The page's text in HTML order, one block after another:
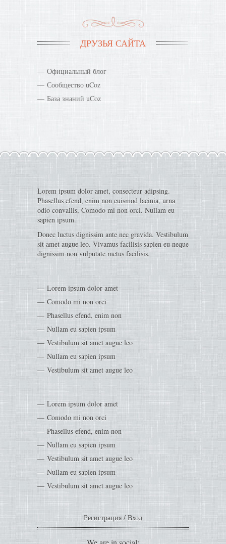
ДРУЗЬЯ САЙТА
Официальный блог
Сообщество uCoz
База знаний uCoz
Lorem ipsum dolor amet, consecteur adipsing.
Phasellus efend, enim non euismod lacinia, urna
odio convallis, Comodo mi non orci. Nullam eu
sapien ipsum.
Donec luctus dignissim ante nec gravida. Vestibulum
sit amet augue leo. Vivamus facilisis sapien eu neque
dignissim non vulputate metus facilisis.
Lorem ipsum dolor amet
Comodo mi non orci
Phasellus efend, enim non
Nullam eu sapien ipsum
Vestibulum sit amet augue leo
Nullam eu sapien ipsum
Vestibulum sit amet augue leo
Lorem ipsum dolor amet
Comodo mi non orci
Phasellus efend, enim non
Nullam eu sapien ipsum
Vestibulum sit amet augue leo
Nullam eu sapien ipsum
Vestibulum sit amet augue leo
Регистрация/ Вход